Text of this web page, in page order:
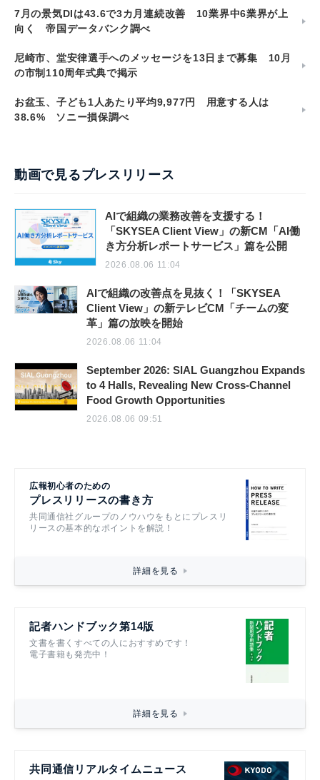
7月の景気DIは43.6で3カ月連続改善 10業界中6業界が上
向く 帝国データバンク調べ
尼崎市、堂安律選手へのメッセージを13日まで募集 10月
の市制110周年式典で掲示
お盆玉、子ども1人あたり平均9,977円 用意する人は
38.6% ソニー損保調べ
動画で見るプレスリリース
AIで組織の業務改善を支援する！
「SKYSEA Client View」の新CM「AI働
き方分析レポートサービス」篇を公開
2026.08.06 11:04
AIで組織の改善点を見抜く！「SKYSEA
Client View」の新テレビCM「チームの変
革」篇の放映を開始
2026.08.06 11:04
September 2026: SIAL Guangzhou Expands
to 4 Halls, Revealing New Cross-Channel
Food Growth Opportunities
2026.08.06 09:51
広報初心者のための
プレスリリースの書き方
共同通信社グループのノウハウをもとにプレスリ
リースの基本的なポイントを解説！
詳細を見る
記者ハンドブック第14版
文書を書くすべての人におすすめです！
電子書籍も発売中！
詳細を見る
共同通信リアルタイムニュース